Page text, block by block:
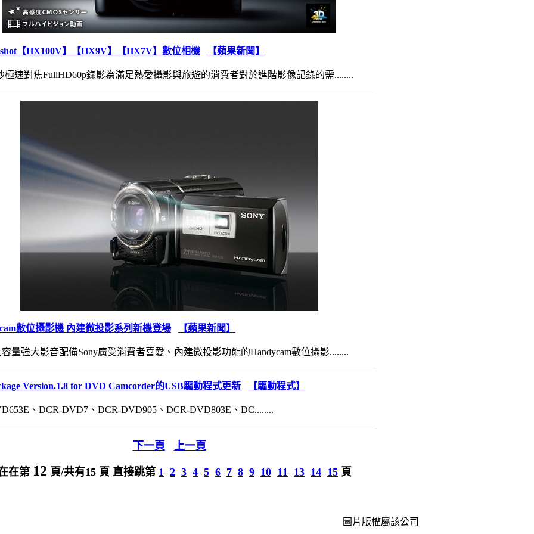
【HX100V】【HX9V】【HX7V】數位相機 【蘋果新聞】
極速對焦FullHD60p錄影為滿足熱愛攝影與旅遊的消費者對於進階影像記錄的需........
數位攝影機 內建微投影系列新機登場 【蘋果新聞】
量強大影音配備Sony廣受消費者喜愛、內建微投影功能的Handycam數位攝影........
Version.1.8 for DVD Camcorder的USB驅動程式更新 【驅動程式】
、DCR-DVD7、DCR-DVD905、DCR-DVD803E、DC........
下一頁 上一頁
在第 12 頁/共有15 頁 直接跳第 1 2 3 4 5 6 7 8 9 10 11 13 14 15 頁
圖片版權屬該公司